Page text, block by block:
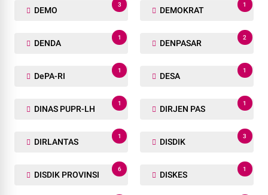
DEMO
3
DEMOKRAT
1
DENDA
1
DENPASAR
2
DePA-RI
1
DESA
1
DINAS PUPR-LH
1
DIRJEN PAS
1
DIRLANTAS
1
DISDIK
3
DISDIK PROVINSI
6
DISKES
1